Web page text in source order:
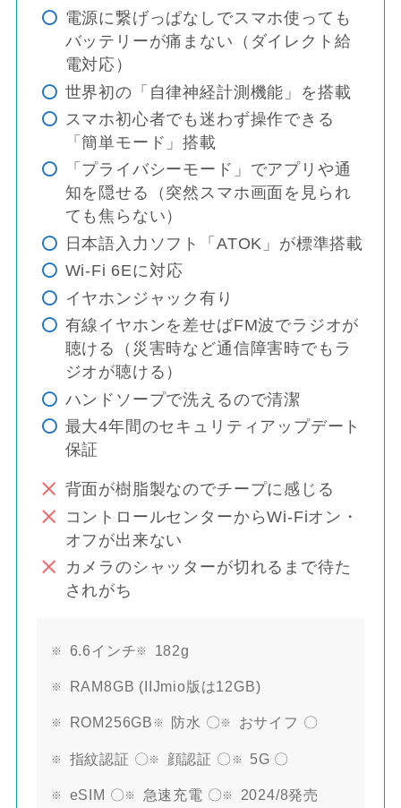
電源に繋げっぱなしでスマホ使っても
バッテリーが痛まない（ダイレクト給
電対応）
世界初の「自律神経計測機能」を搭載
スマホ初心者でも迷わず操作できる
「簡単モード」搭載
「プライバシーモード」でアプリや通
知を隠せる（突然スマホ画面を見られ
ても焦らない）
日本語入力ソフト「ATOK」が標準搭載
Wi-Fi 6Eに対応
イヤホンジャック有り
有線イヤホンを差せばFM波でラジオが
聴ける（災害時など通信障害時でもラ
ジオが聴ける）
ハンドソープで洗えるので清潔
最大4年間のセキュリティアップデート
保証
背面が樹脂製なのでチープに感じる
コントロールセンターからWi-Fiオン・
オフが出来ない
カメラのシャッターが切れるまで待た
されがち
6.6インチ 182g
RAM8GB (IIJmio版は12GB)
ROM256GB 防水 〇 おサイフ 〇
指紋認証 〇 顔認証 〇 5G 〇
eSIM 〇 急速充電 〇 2024/8発売